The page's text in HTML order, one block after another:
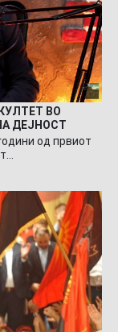
ВО
ДЕЈНОСТ
од првиот